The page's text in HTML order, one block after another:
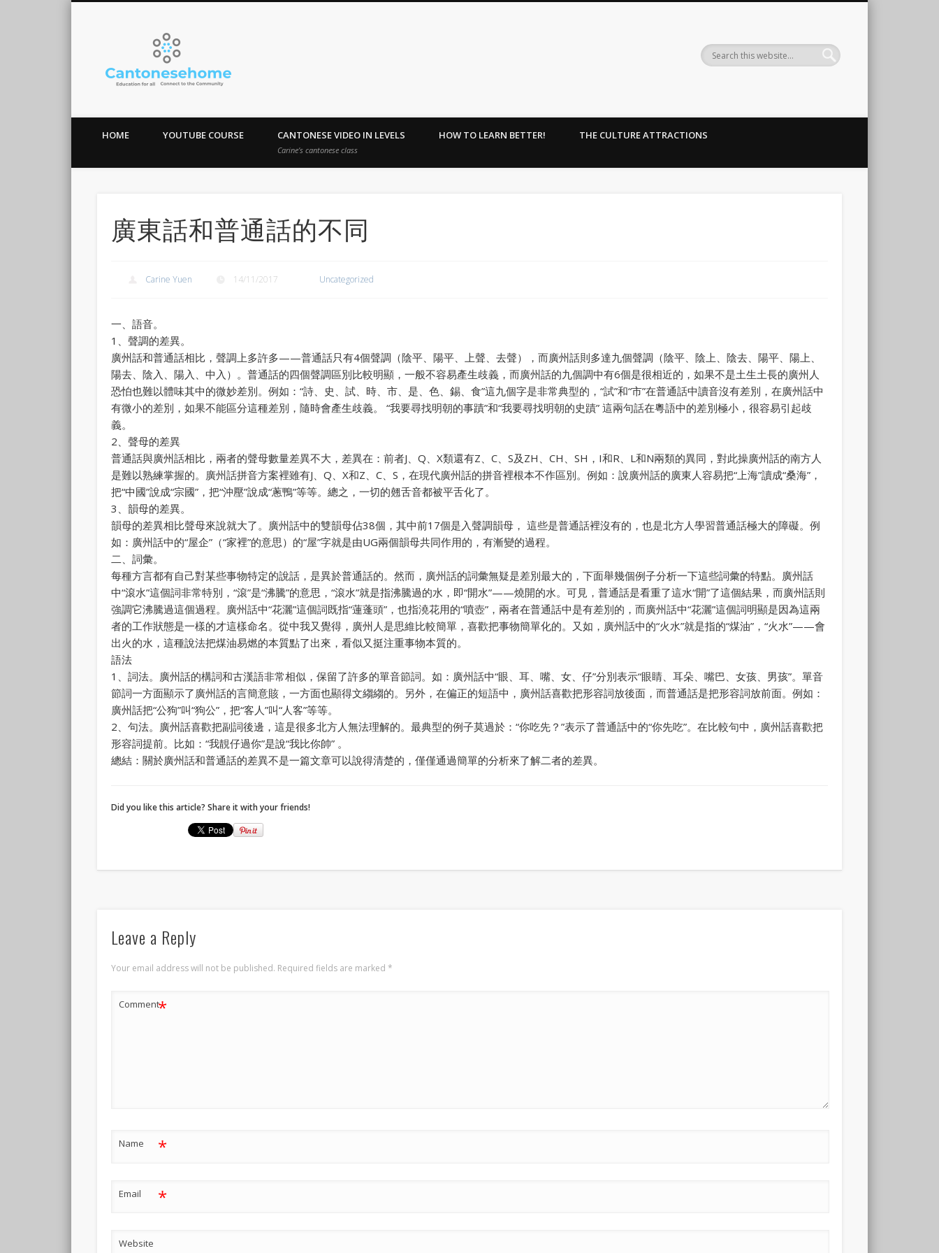
HOME YOUTUBE COURSE CANTONESE VIDEO IN LEVELS
Carine’s cantonese class
HOW TO LEARN BETTER! THE CULTURE ATTRACTIONS
廣東話和普通話的不同
Carine Yuen 14/11/2017 Uncategorized
一、語音。
1、聲調的差異。
廣州話和普通話相比，聲調上多許多——普通話只有4個聲調（陰平、陽平、上聲、去聲），而廣州話則多達九個聲調（陰平、陰上、陰去、陽平、陽上、
陽去、陰入、陽入、中入）。普通話的四個聲調區別比較明顯，一般不容易產生歧義，而廣州話的九個調中有6個是很相近的，如果不是土生土長的廣州人
恐怕也難以體味其中的微妙差別。例如：“詩、史、試、時、市、是、色、錫、食”這九個字是非常典型的，“試”和“市”在普通話中讀音沒有差別，在廣州話中
有微小的差別，如果不能區分這種差別，隨時會產生歧義。 “我要尋找明朝的事蹟”和“我要尋找明朝的史蹟” 這兩句話在粵語中的差別極小，很容易引起歧
義。
2、聲母的差異
普通話與廣州話相比，兩者的聲母數量差異不大，差異在：前者J、Q、X類還有Z、C、S及ZH、CH、SH，I和R、L和N兩類的異同，對此操廣州話的南方人
是難以熟練掌握的。廣州話拼音方案裡雖有J、Q、X和Z、C、S，在現代廣州話的拼音裡根本不作區別。例如：說廣州話的廣東人容易把“上海”讀成“桑海”，
把“中國”說成“宗國”，把“沖壓”說成“蔥鴨”等等。總之，一切的翹舌音都被平舌化了。
3、韻母的差異。
韻母的差異相比聲母來說就大了。廣州話中的雙韻母佔38個，其中前17個是入聲調韻母， 這些是普通話裡沒有的，也是北方人學習普通話極大的障礙。例
如：廣州話中的“屋企”（“家裡”的意思）的“屋”字就是由UG兩個韻母共同作用的，有漸變的過程。
二、詞彙。
每種方言都有自己對某些事物特定的說話，是異於普通話的。然而，廣州話的詞彙無疑是差別最大的，下面舉幾個例子分析一下這些詞彙的特點。廣州話
中“滾水”這個詞非常特別，“滾”是“沸騰”的意思，“滾水”就是指沸騰過的水，即“開水”——燒開的水。可見，普通話是看重了這水“開”了這個結果，而廣州話則
強調它沸騰過這個過程。廣州話中“花灑”這個詞既指“蓮蓬頭”，也指澆花用的“噴壺”，兩者在普通話中是有差別的，而廣州話中“花灑”這個詞明顯是因為這兩
者的工作狀態是一樣的才這樣命名。從中我又覺得，廣州人是思維比較簡單，喜歡把事物簡單化的。又如，廣州話中的“火水”就是指的“煤油”，“火水”——會
出火的水，這種說法把煤油易燃的本質點了出來，看似又挺注重事物本質的。
語法
1、詞法。廣州話的構詞和古漢語非常相似，保留了許多的單音節詞。如：廣州話中“眼、耳、嘴、女、仔”分別表示“眼睛、耳朵、嘴巴、女孩、男孩”。單音
節詞一方面顯示了廣州話的言簡意賅，一方面也顯得文縐縐的。另外，在偏正的短語中，廣州話喜歡把形容詞放後面，而普通話是把形容詞放前面。例如：
廣州話把“公狗”叫“狗公”，把“客人”叫“人客”等等。
2、句法。廣州話喜歡把副詞後邊，這是很多北方人無法理解的。最典型的例子莫過於：“你吃先？”表示了普通話中的“你先吃”。在比較句中，廣州話喜歡把
形容詞提前。比如：“我靚仔過你”是說“我比你帥” 。
總結：關於廣州話和普通話的差異不是一篇文章可以說得清楚的，僅僅通過簡單的分析來了解二者的差異。
Did you like this article? Share it with your friends!
Leave a Reply
Your email address will not be published. Required fields are marked *
Comment*
Name *
Email *
Website